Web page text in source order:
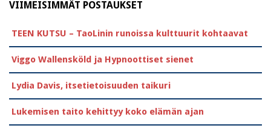
VIIMEISIMMÄT POSTAUKSET
TEEN KUTSU – TaoLinin runoissa kulttuurit kohtaavat
Viggo Wallensköld ja Hypnoottiset sienet
Lydia Davis, itsetietoisuuden taikuri
Lukemisen taito kehittyy koko elämän ajan